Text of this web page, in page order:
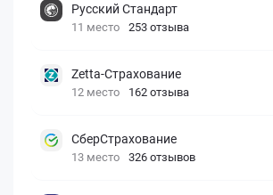
Русский Стандарт
11 место 253 отзыва
Zetta-Страхование
12 место 162 отзыва
СберСтрахование
13 место 326 отзывов